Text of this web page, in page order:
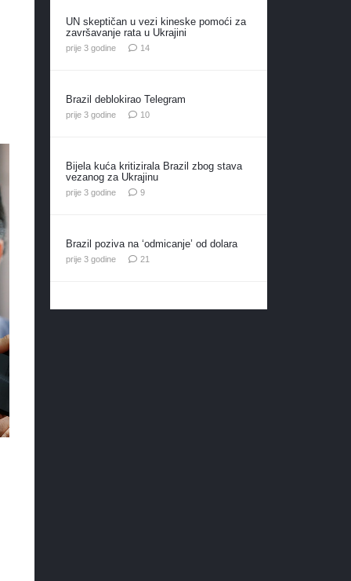
UN skeptičan u vezi kineske pomoći za
završavanje rata u Ukrajini
prije 3 godine 14komentara
Brazil deblokirao Telegram
prije 3 godine 10komentara
Bijela kuća kritizirala Brazil zbog stava
vezanog za Ukrajinu
prije 3 godine 9komentara
Brazil poziva na ‘odmicanje’ od dolara
prije 3 godine 21